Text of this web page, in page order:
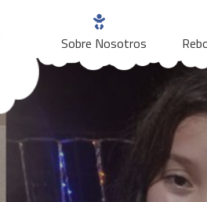
Sobre Nosotros